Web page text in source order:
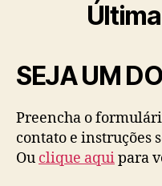
SEJA UM
Preencha o
contato e instruções
Ou clique aquipara